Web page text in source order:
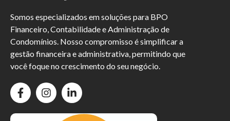
Somos especializados em soluções para BPO
Financeiro, Contabilidade e Administração de
Condomínios. Nosso compromisso é simplificar a
gestão financeira e administrativa, permitindo que
você foque no crescimento do seu negócio.